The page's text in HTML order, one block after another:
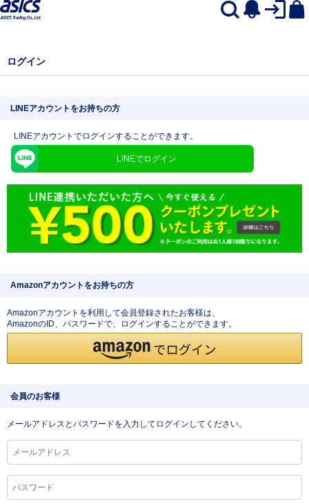
ログイン
LINEアカウントをお持ちの方
LINEアカウントでログインすることができます。
LINEでログイン
Amazonアカウントをお持ちの方
Amazonアカウントを利用して会員登録されたお客様は、
AmazonのID、パスワードで、ログインすることができます。
会員のお客様
メールアドレスとパスワードを入力してログインしてください。